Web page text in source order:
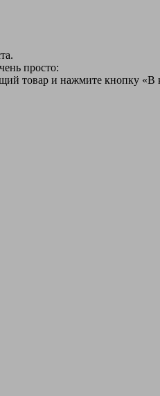
просто:
товар и нажмите кнопку «В